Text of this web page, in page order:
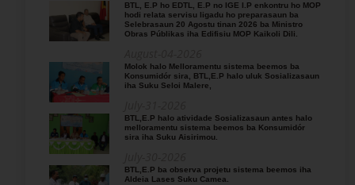
BTL, E.P ho EDTL, E.P no IGE I.P enkontru ho MOP
hodi relata servisu ligadu ho preparasaun ba
Selebrasaun 20 Agostu tinan 2026 ba Ministro
Obras Públikas iha Edifisiu MOP Kaikoli Dili.
Molok halo Melloramentu sistema beemos ba
Konsumidór sira, BTL,E.P halo uluk Sosializasaun
iha Suku Seloi Malere,
BTL,E.P halo atividade Sosializasaun antes halo
melloramentu sistema beemos ba Konsumidór
sira iha Suku Aisirimou.
BTL,E.P ba observa projetu sistema beemos iha
Aldeia Lases Suku Camea.